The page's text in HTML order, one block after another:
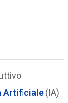
Artificiale (IA)